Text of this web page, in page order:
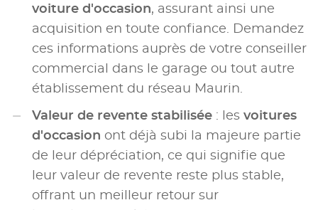
voiture d'occasion, assurant ainsi une
acquisition en toute confiance. Demandez
ces informations auprès de votre conseiller
commercial dans le garage ou tout autre
établissement du réseau Maurin.
Valeur de revente stabilisée : les voitures
d'occasion ont déjà subi la majeure partie
de leur dépréciation, ce qui signifie que
leur valeur de revente reste plus stable,
offrant un meilleur retour sur